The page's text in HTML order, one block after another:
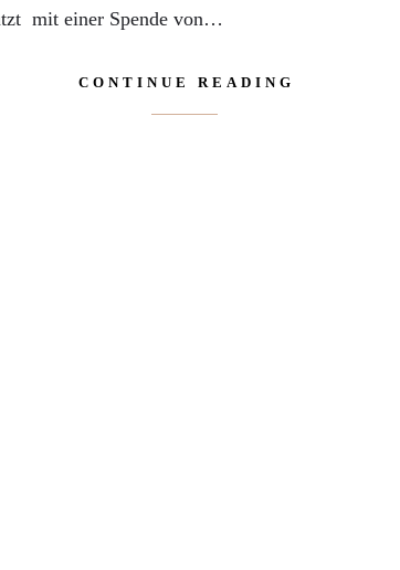
mit einer Spende von…
CONTINUE READING